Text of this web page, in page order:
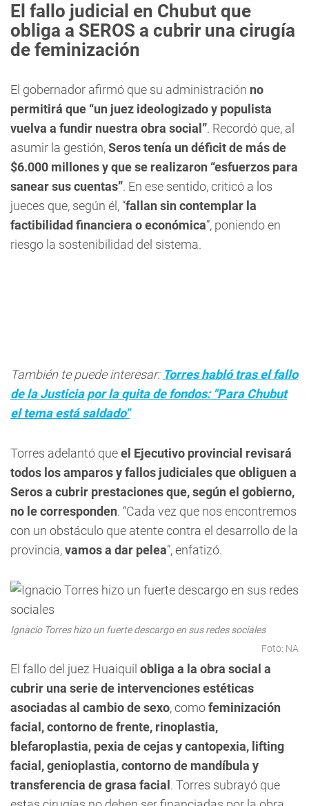
El fallo judicial en Chubut que
obliga a SEROS a cubrir una cirugía
de feminización
El gobernador afirmó que su administración no
permitirá que “un juez ideologizado y populista
vuelva a fundir nuestra obra social”. Recordó que, al
asumir la gestión,Seros tenía un déficit de más de
$6.000 millones y que se realizaron “esfuerzos para
sanear sus cuentas”. En ese sentido, criticó a los
jueces que, según él, “fallan sin contemplar la
factibilidad financiera o económica”, poniendo en
riesgo la sostenibilidad del sistema.
También te puede interesar: Torres habló tras el fallo
de la Justicia por la quita de fondos: "Para Chubut
el tema está saldado"
Torres adelantó queel Ejecutivo provincial revisará
todos los amparos y fallos judiciales que obliguen a
Seros a cubrir prestaciones que, según el gobierno,
no le corresponden. “Cada vez que nos encontremos
con un obstáculo que atente contra el desarrollo de la
provincia,vamos a dar pelea”, enfatizó.
Ignacio Torres hizo un fuerte descargo en sus redes sociales
Foto: NA
El fallo del juez Huaiquil obliga a la obra social a
cubrir una serie de intervenciones estéticas
asociadas al cambio de sexo, comofeminización
facial, contorno de frente, rinoplastia,
blefaroplastia, pexia de cejas y cantopexia, lifting
facial, genioplastia, contorno de mandíbula y
transferencia de grasa facial . Torres subrayó que